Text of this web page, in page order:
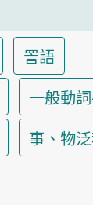
詈語
一般動
事、物